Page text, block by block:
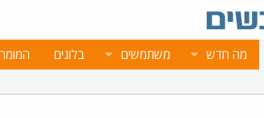
מה חדש משתמשים בלוגים